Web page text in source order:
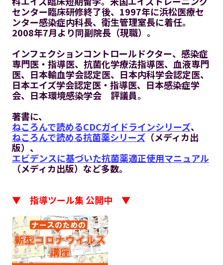
センター臨床研修終了後、1997年に浜松医療セ
ンター感染症内科長、衛生管理室長に着任。
2008年7月より同副院長（現職）。
インフェクションコントロールドクター、感染症
専門医・指導医、抗菌化学療法指導医、血液専門
医、日本輸血学会認定医、日本内科学会認定医、
日本エイズ学会認定医・指導医、日本感染症学
会、日本環境感染学会 評議員。
著書に、
ねころんで読めるCDCガイドラインシリーズ、
ねころんで読める抗菌薬シリーズ（メディカ出
版）、
エビデンスに基づいた抗菌薬適正使用マニュアル
（メディカ出版）など多数。
▼ 指導ツール集 公開中 ▼